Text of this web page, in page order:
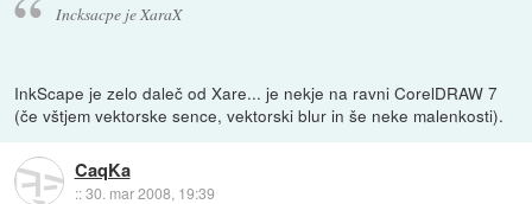
Incksacpe je XaraX
InkScape je zelo daleč od Xare... je nekje na ravni CorelDRAW 7
(če vštjem vektorske sence, vektorski blur in še neke malenkosti).
CaqKa
::30. mar 2008, 19:39